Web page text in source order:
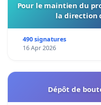
Pour le maintien du
la direction
490 signatures
16 Apr 2026
Dépôt de